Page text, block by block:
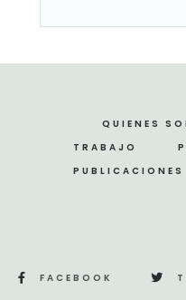
QUIENES
TRABAJO
PUBLICACIONES
FACEBOOK